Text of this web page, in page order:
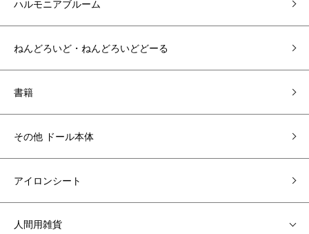
ハルモニアブルーム
ねんどろいど・ねんどろいどどーる
書籍
その他 ドール本体
アイロンシート
人間用雑貨